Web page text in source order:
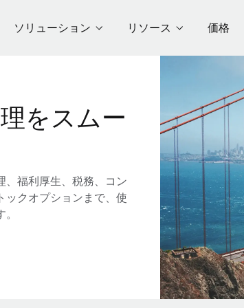
ソリューション リソース 価格
をスムー
、福利厚生、税務、コン
ックオプションまで、使